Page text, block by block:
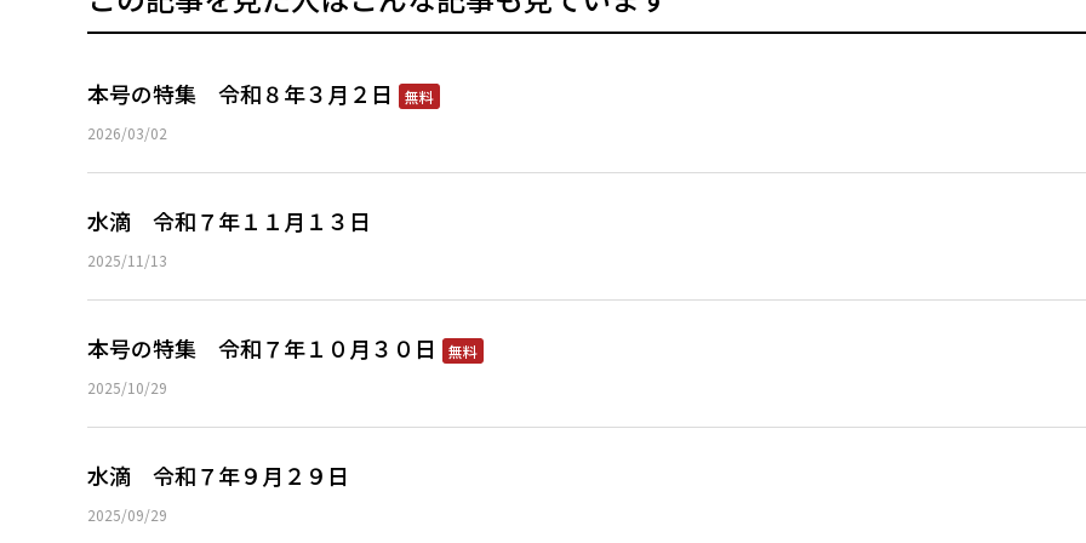
本号の特集 令和８年３月２日
無料
2026/03/02
水滴 令和７年１１月１３日
2025/11/13
本号の特集 令和７年１０月３０日
無料
2025/10/29
水滴 令和７年９月２９日
2025/09/29